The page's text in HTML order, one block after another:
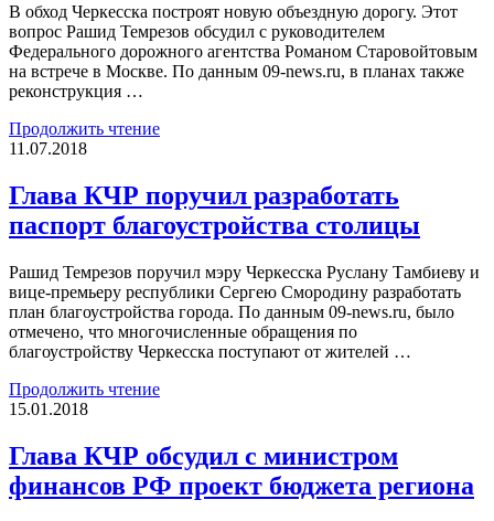
В обход Черкесска построят новую объездную дорогу. Этот
вопрос Рашид Темрезов обсудил с руководителем
Федерального дорожного агентства Романом Старовойтовым
на встрече в Москве. По данным 09-news.ru, в планах также
реконструкция …
Продолжить чтение
11.07.2018
Глава КЧР поручил разработать
паспорт благоустройства столицы
Рашид Темрезов поручил мэру Черкесска Руслану Тамбиеву и
вице-премьеру республики Сергею Смородину разработать
план благоустройства города. По данным 09-news.ru, было
отмечено, что многочисленные обращения по
благоустройству Черкесска поступают от жителей …
Продолжить чтение
15.01.2018
Глава КЧР обсудил с министром
финансов РФ проект бюджета региона